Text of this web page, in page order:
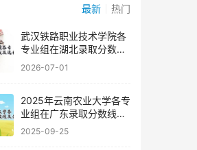
最新 热门
武汉铁路职业技术学院各
专业组在湖北录取分数线
及选科要求
2026-07-01
2025年云南农业大学各专
业组在广东录取分数线及
位次
2025-09-25